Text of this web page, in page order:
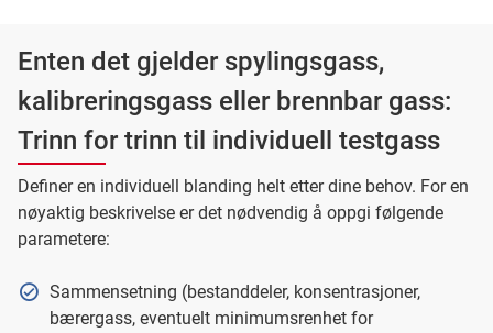
Enten det gjelder spylingsgass,
kalibreringsgass eller brennbar gass:
Trinn for trinn til individuell testgass
Definer en individuell blanding helt etter dine behov. For en
nøyaktig beskrivelse er det nødvendig å oppgi følgende
parametere:
Sammensetning (bestanddeler, konsentrasjoner,
bærergass, eventuelt minimumsrenhet for